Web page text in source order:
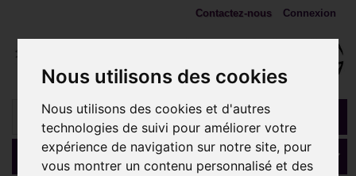
Nous utilisons des cookies
Nous utilisons des cookies et d'autres
technologies de suivi pour améliorer votre
expérience de navigation sur notre site, pour
vous montrer un contenu personnalisé et des
Connexion
Contactez-nous
Panier (vide)